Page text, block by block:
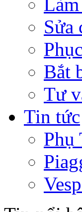
Sửa
Bắt
Tư
Tin tức
Phụ